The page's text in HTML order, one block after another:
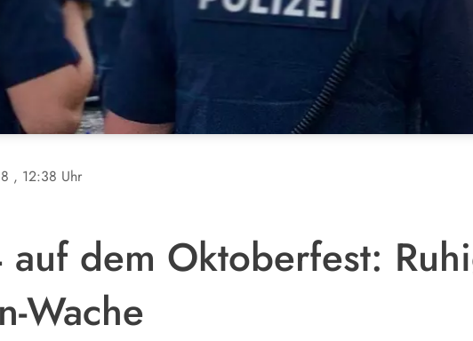
, 12:38 Uhr
auf dem Oktoberfest:
Wache